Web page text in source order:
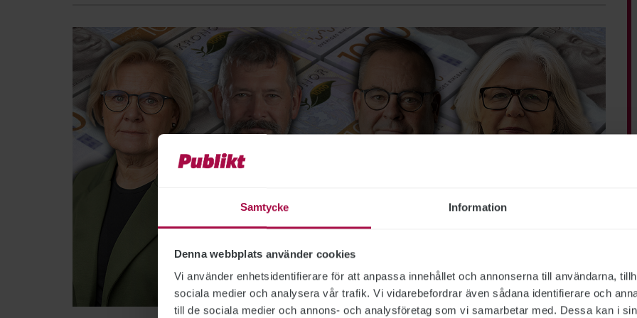
Samtycke Information
Denna webbplats använder cookies
Vi använder enhetsidentifierare för att anpassa innehållet och annonserna till användarna,
sociala medier och analysera vår trafik. Vi vidarebefordrar även sådana identifierare och
till de sociala medier och annons- och analysföretag som vi samarbetar med. Dessa kan i
Bild: Polismyndigheten, Försäkringskassan, Försvarsmakten, Migrationsverket